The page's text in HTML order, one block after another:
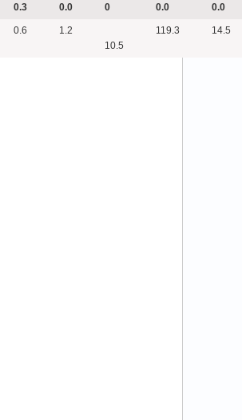
0.3 0.0 0 0.0 0.0
0.6
1.2
10.5
119.3 14.5